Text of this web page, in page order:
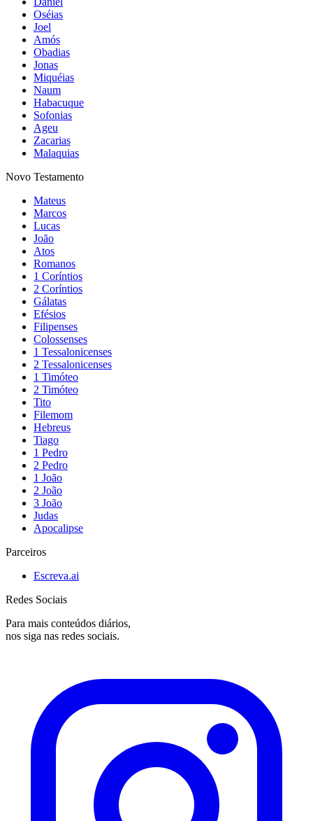
Oséias
Joel
Amós
Obadias
Jonas
Miquéias
Naum
Habacuque
Sofonias
Ageu
Zacarias
Malaquias
Novo Testamento
Mateus
Marcos
Lucas
João
Atos
Romanos
1 Coríntios
2 Coríntios
Gálatas
Efésios
Filipenses
Colossenses
1 Tessalonicenses
2 Tessalonicenses
1 Timóteo
2 Timóteo
Tito
Filemom
Hebreus
Tiago
1 Pedro
2 Pedro
1 João
2 João
3 João
Judas
Apocalipse
Parceiros
Escreva.ai
Redes Sociais
Para mais conteúdos diários,
nos siga nas redes sociais.